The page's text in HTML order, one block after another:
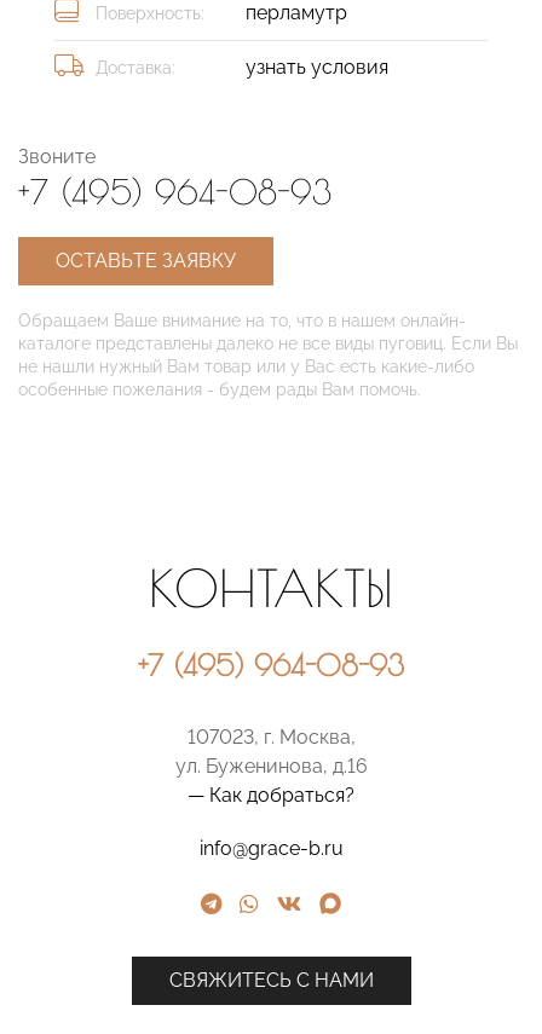
Поверхность: перламутр
Доставка: узнать условия
Звоните
+7 (495) 964-08-93
ОСТАВЬТЕ ЗАЯВКУ
Обращаем Ваше внимание на то, что в нашем онлайн-
каталоге представлены далеко не все виды пуговиц. Если Вы
не нашли нужный Вам товар или у Вас есть какие-либо
особенные пожелания - будем рады Вам помочь.
КОНТАКТЫ
+7 (495) 964-08-93
107023, г. Москва,
ул. Буженинова, д.16
— Как добраться?
info@grace-b.ru
СВЯЖИТЕСЬ С НАМИ